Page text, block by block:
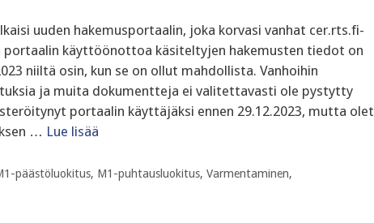
uuden hakemusportaalin, joka korvasi vanhat cer.rts.fi-
portaalin käyttöönottoa käsiteltyjen hakemusten tiedot on
niiltä osin, kun se on ollut mahdollista. Vanhoihin
ja muita dokumentteja ei valitettavasti ole pystytty
portaalin käyttäjäksi ennen 29.12.2023, mutta olet
… Lue lisää
päästöluokitus, M1-puhtausluokitus, Varmentaminen,